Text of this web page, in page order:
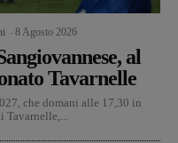
8 Agosto 2026
al
Tavarnelle
che domani alle 17,30 in